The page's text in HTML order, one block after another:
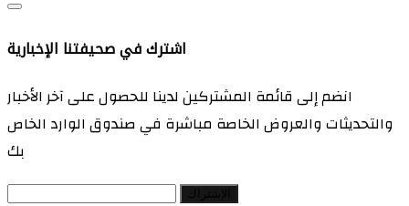
اشترك في صحيفتنا الإخبارية
انضم إلى قائمة المشتركين لدينا للحصول على آخر الأخبار
والتحديثات والعروض الخاصة مباشرة في صندوق الوارد الخاص
بك